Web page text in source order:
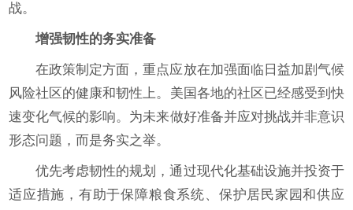
战。
增强韧性的务实准备
在政策制定方面，重点应放在加强面临日益加剧气候
风险社区的健康和韧性上。美国各地的社区已经感受到快
速变化气候的影响。为未来做好准备并应对挑战并非意识
形态问题，而是务实之举。
优先考虑韧性的规划，通过现代化基础设施并投资于
适应措施，有助于保障粮食系统、保护居民家园和供应